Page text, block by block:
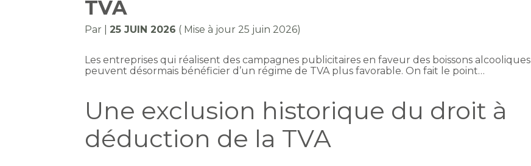
TVA
Par |25 JUIN 2026 ( Mise à jour 25 juin 2026)
Les entreprises qui réalisent des campagnes publicitaires en faveur des boissons alcooliques
peuvent désormais bénéficier d’un régime de TVA plus favorable. On fait le point…
Une exclusion historique du droit à
déduction de la TVA